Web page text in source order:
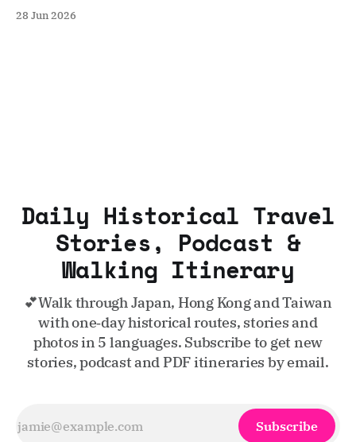
coloniales, una aldea hakka sumergida, refugios de la
28 Jun 2026
Daily Historical Travel
Stories, Podcast &
Walking Itinerary
💕Walk through Japan, Hong Kong and Taiwan
with one‑day historical routes, stories and
photos in 5 languages. Subscribe to get new
stories, podcast and PDF itineraries by email.
Subscribe